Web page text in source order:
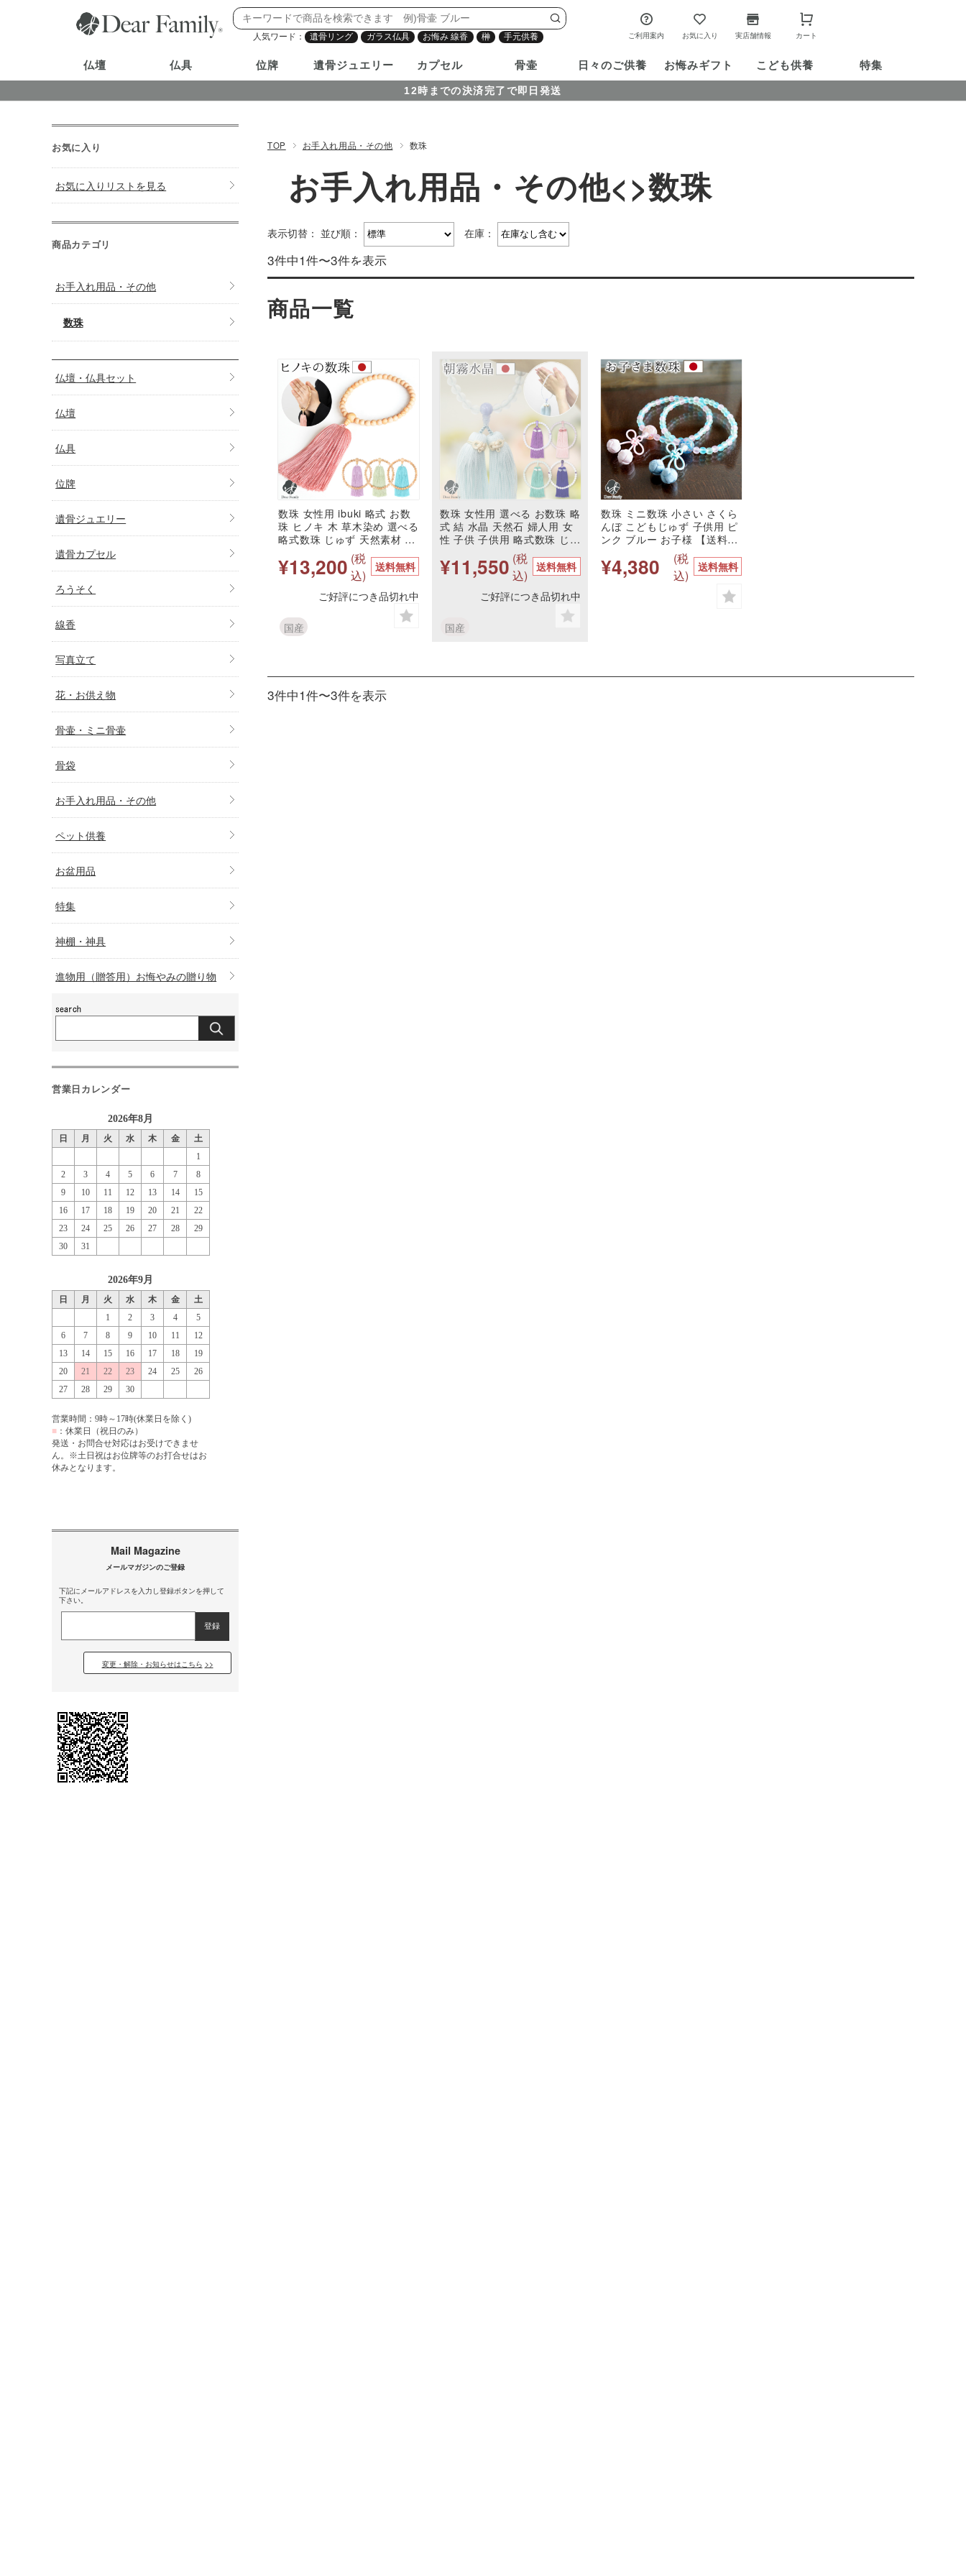
12時までの決済完了で即日発送
人気ワード： 遺骨リング ガラス仏具 お悔み 線香 榊 手元供養 ご利用案内 お気に入り 実店舗情報 カート
仏壇 仏具 位牌 遺骨ジュエリー カプセル 骨壷 日々のご供養 お悔みギフト こども供養 特集
TOP お手入れ用品・その他 数珠
お手入れ用品・その他<>数珠
表示切替： 並び順： 在庫：
3件中1件〜3件を表示
商品一覧
数珠 女性用 ibuki 略式 お数
珠 ヒノキ 木 草木染め 選べる
略式数珠 じゅず 天然素材 法
要 法事 ギフト 贈り物 かわい
い おしゃれ モダン 桧 ひのき
檜 パステル 国産 自然 婦人用
女性 レディース 手元供養 水
子供養 お守り 子供 無宗教 供
養 送料無料
¥13,200 (税
込)
送料無料
ご好評につき品切れ中
国産
数珠 女性用 選べる お数珠 略
式 結 水晶 天然石 婦人用 女
性 子供 子供用 略式数珠 じゅ
ず 朝霧水晶 かわいい おしゃ
れ モダン シンプル パワース
トーン 法要 法事 葬式 贈り物
レディース パステルカラー
手元供養 水子供養 国産 お守
¥11,550 (税
込)
送料無料
ご好評につき品切れ中
国産
数珠 ミニ数珠 小さい さくら
んぼ こどもじゅず 子供用 ピ
ンク ブルー お子様 【送料無
料】 ミニ 手元供養 水子供養
お数珠 かわいい メモリアル
御守り 念珠 ブレスレット 仏
教 思い出 供養 じゅず 子供
¥4,380
(税
込)
送料無料
3件中1件〜3件を表示
お気に入り
お気に入りリストを見る
商品カテゴリ
お手入れ用品・その他
数珠
仏壇・仏具セット
仏壇
仏具
位牌
遺骨ジュエリー
遺骨カプセル
ろうそく
線香
写真立て
花・お供え物
骨壷・ミニ骨壷
骨袋
お手入れ用品・その他
ペット供養
お盆用品
特集
神棚・神具
進物用（贈答用）お悔やみの贈り物
営業日カレンダー
下記にメールアドレスを入力し登録ボタンを押して
下さい。
変更・解除・お知らせはこちら